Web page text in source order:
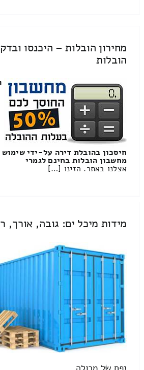
מחירון הובלות – היכנסו
הובלות
חיסכון בהובלת דירה על-ידי
מחשבון הובלות בחינם לגמרי
אצלנו באתר. הזינו […]
מידות מיכל ים: גובה, אורך,